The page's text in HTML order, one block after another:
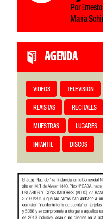
Por
María
AGENDA
VIDEOS TELEVISIÓN
REVISTAS RECITALES
MUESTRAS LUGARES
INFANTIL DISCOS